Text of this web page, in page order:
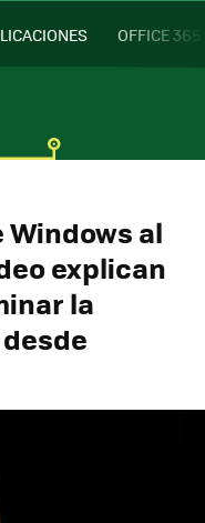
OFFICE 365
Windows al
explican
la